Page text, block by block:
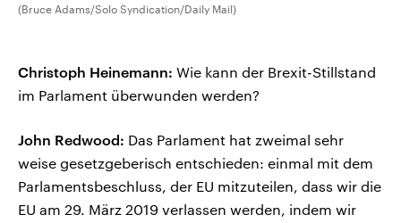
(Bruce Adams/Solo Syndication/Daily Mail)
Christoph Heinemann: Wie kann der Brexit-Stillstand
im Parlament überwunden werden?
John Redwood: Das Parlament hat zweimal sehr
weise gesetzgeberisch entschieden: einmal mit dem
Parlamentsbeschluss, der EU mitzuteilen, dass wir die
EU am 29. März 2019 verlassen werden, indem wir